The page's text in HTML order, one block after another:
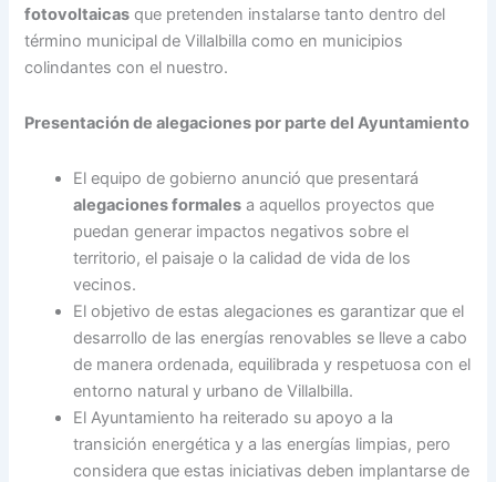
fotovoltaicas que pretenden instalarse tanto dentro del
término municipal de Villalbilla como en municipios
colindantes con el nuestro.
Presentación de alegaciones por parte del Ayuntamiento
El equipo de gobierno anunció que presentará
alegaciones formales a aquellos proyectos que
puedan generar impactos negativos sobre el
territorio, el paisaje o la calidad de vida de los
vecinos.
El objetivo de estas alegaciones es garantizar que el
desarrollo de las energías renovables se lleve a cabo
de manera ordenada, equilibrada y respetuosa con el
entorno natural y urbano de Villalbilla.
El Ayuntamiento ha reiterado su apoyo a la
transición energética y a las energías limpias, pero
considera que estas iniciativas deben implantarse de